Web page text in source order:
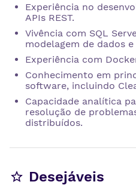
Experiência no
APIs REST.
Vivência com SQL
modelagem de dados
Experiência com
Conhecimento em
software, incluindo
Capacidade analítica
resolução de
distribuídos.
Desejáveis